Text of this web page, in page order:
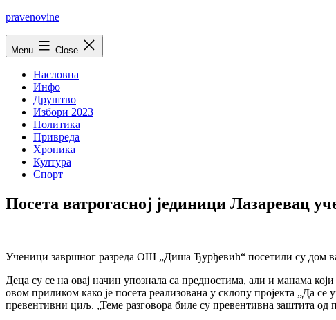
Skip
pravenovine
Menu Close
Насловна
Инфо
Друштво
Избори 2023
Политика
Привреда
Хроника
Култура
Спорт
Посета ватрогасној јединици
Ученици завршног разреда ОШ „Диша Ђурђевић“ посетили су дом
Деца су се на овај начин упознала са предностима, али и манама
овом приликом како је посета реализована у склопу пројекта „Да
превентивни циљ. „Теме разговора биле су превентивна заштита